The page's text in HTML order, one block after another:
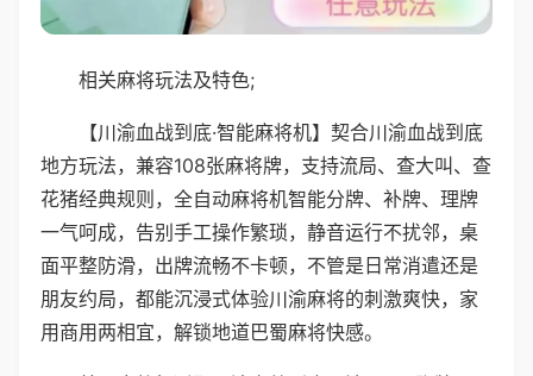
相关麻将玩法及特色;
【川渝血战到底·智能麻将机】契合川渝血战到底
地方玩法，兼容108张麻将牌，支持流局、查大叫、查
花猪经典规则，全自动麻将机智能分牌、补牌、理牌
一气呵成，告别手工操作繁琐，静音运行不扰邻，桌
面平整防滑，出牌流畅不卡顿，不管是日常消遣还是
朋友约局，都能沉浸式体验川渝麻将的刺激爽快，家
用商用两相宜，解锁地道巴蜀麻将快感。